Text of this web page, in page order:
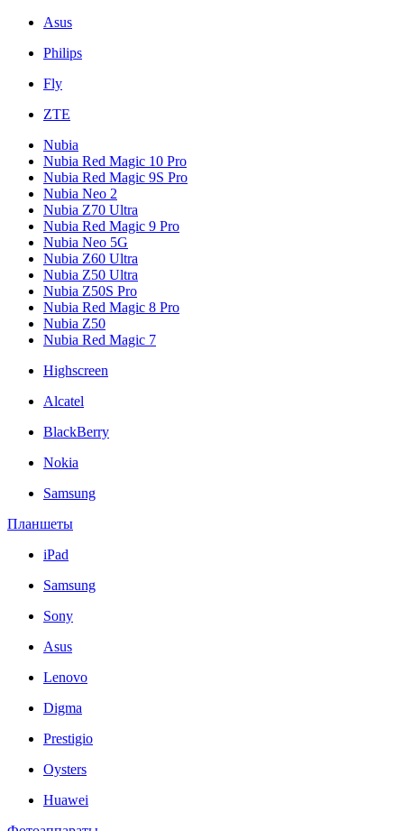
Asus
Philips
Fly
ZTE
Nubia
Nubia Red Magic 10 Pro
Nubia Red Magic 9S Pro
Nubia Neo 2
Nubia Z70 Ultra
Nubia Red Magic 9 Pro
Nubia Neo 5G
Nubia Z60 Ultra
Nubia Z50 Ultra
Nubia Z50S Pro
Nubia Red Magic 8 Pro
Nubia Z50
Nubia Red Magic 7
Highscreen
Alcatel
BlackBerry
Nokia
Samsung
Планшеты
iPad
Samsung
Sony
Asus
Lenovo
Digma
Prestigio
Oysters
Huawei